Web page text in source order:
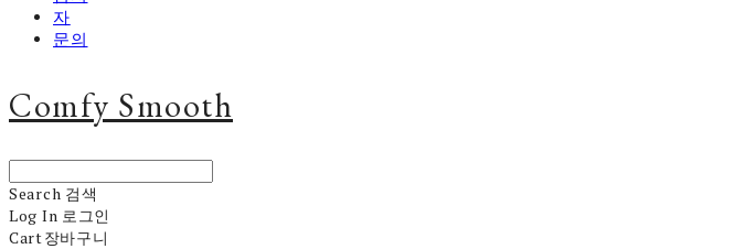
자
문의
Comfy Smooth
Search 검색
Log In 로그인
Cart장바구니